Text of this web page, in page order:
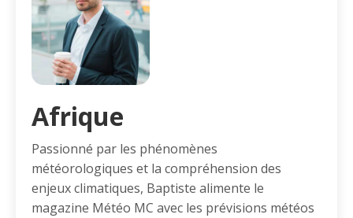
Afrique
Passionné par les phénomènes
météorologiques et la compréhension des
enjeux climatiques, Baptiste alimente le
magazine Météo MC avec les prévisions météos